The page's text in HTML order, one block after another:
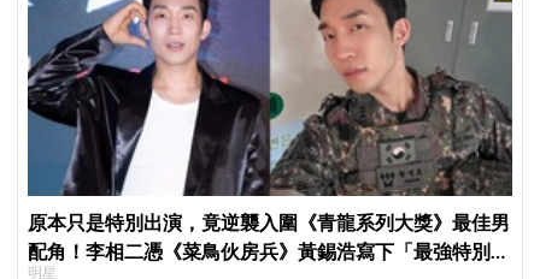
原本只是特別出演，竟逆襲入圍《青龍系列大獎》最佳男
配角！李相二憑《菜鳥伙房兵》黃錫浩寫下「最強特別出
明星